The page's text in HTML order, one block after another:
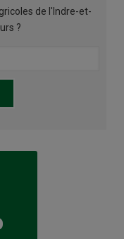
de l'Indre-et-
?